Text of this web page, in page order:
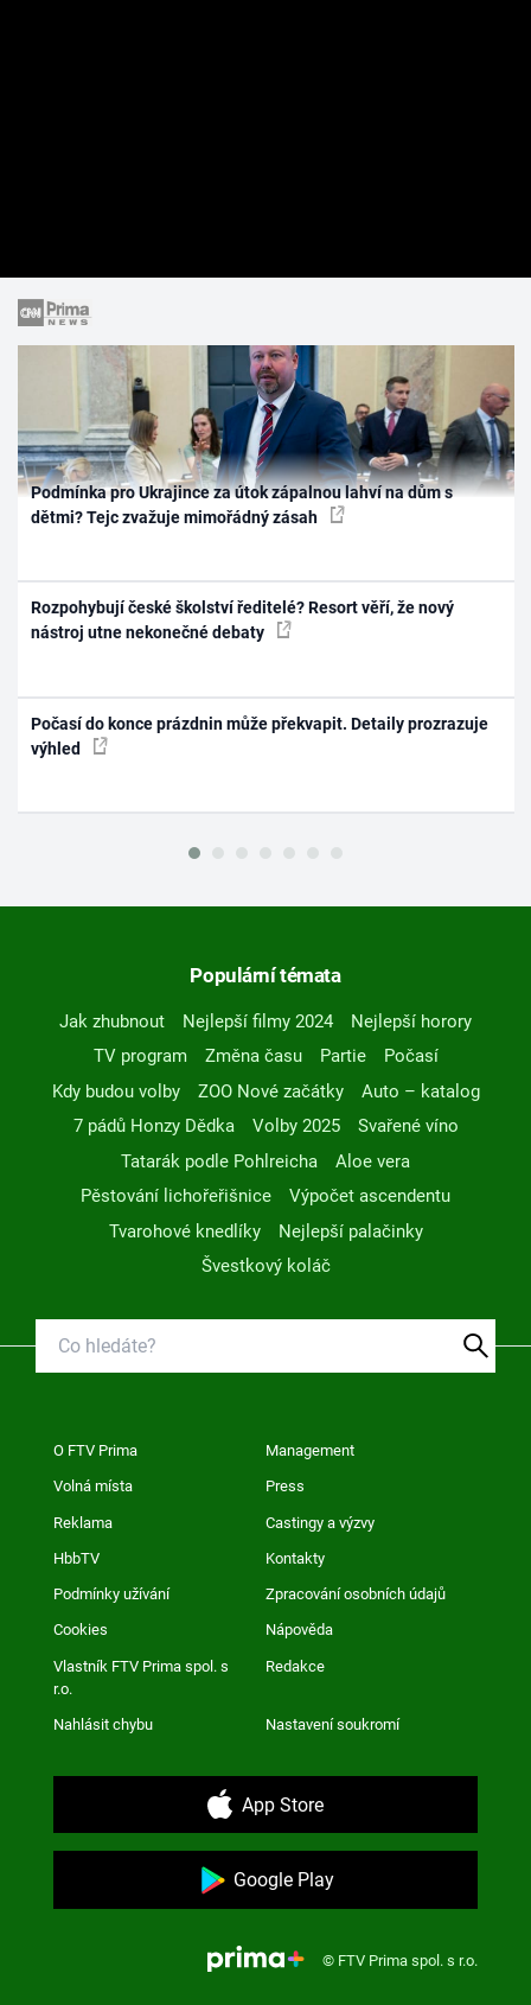
Podmínka pro Ukrajince za útok zápalnou lahví na dům s
dětmi? Tejc zvažuje mimořádný zásah
Rozpohybují české školství ředitelé? Resort věří, že nový
nástroj utne nekonečné debaty
Počasí do konce prázdnin může překvapit. Detaily prozrazuje
výhled
Populární témata
Jak zhubnout Nejlepší filmy 2024
Nejlepší horory
TV program
Změna času Partie
Počasí
Kdy budou volby
ZOO Nové začátky
Auto – katalog
7 pádů Honzy Dědka
Volby 2025
Svařené víno
Tatarák podle Pohlreicha
Aloe vera
Pěstování lichořeřišnice
Výpočet ascendentu
Tvarohové knedlíky
Nejlepší palačinky
Švestkový koláč
O FTV Prima Management
Volná místa Press
Reklama Castingy a výzvy
HbbTV Kontakty
Podmínky užívání Zpracování osobních údajů
Cookies Nápověda
Vlastník FTV Prima spol. s
r.o.
Redakce
Nahlásit chybu Nastavení soukromí
App Store
Google Play
© FTV Prima spol. s r.o.